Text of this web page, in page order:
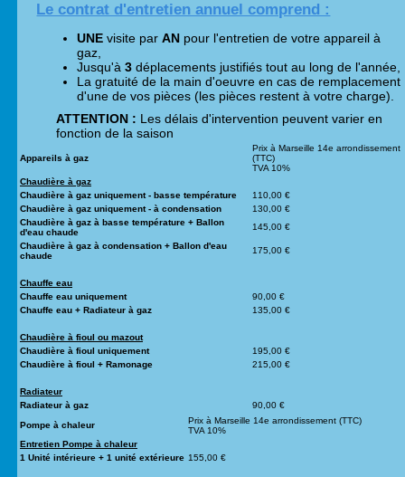
Le contrat d'entretien annuel comprend :
UNEvisite par ANpour l'entretien de votre appareil à
gaz,
Jusqu'à 3déplacements justifiés tout au long de l'année,
La gratuité de la main d'oeuvre en cas de remplacement
d'une de vos pièces (les pièces restent à votre charge).
ATTENTION : Les délais d'intervention peuvent varier en
fonction de la saison
Appareils à gaz
Prix à Marseille 14e arrondissement
(TTC)
TVA 10%
Chaudière à gaz
Chaudière à gaz uniquement - basse température
110,00 €
Chaudière à gaz uniquement - à condensation
130,00 €
Chaudière à gaz à basse température + Ballon
d'eau chaude
145,00 €
Chaudière à gaz à condensation + Ballon d'eau
chaude
175,00 €
Chauffe eau
Chauffe eau uniquement
90,00 €
Chauffe eau + Radiateur à gaz
135,00 €
Chaudière à fioul ou mazout
Chaudière à fioul uniquement
195,00 €
Chaudière à fioul + Ramonage
215,00 €
Radiateur
Radiateur à gaz
90,00 €
Pompe à chaleur
Prix à Marseille 14e arrondissement (TTC)
TVA 10%
Entretien Pompe à chaleur
1 Unité intérieure + 1 unité extérieure 155,00 €